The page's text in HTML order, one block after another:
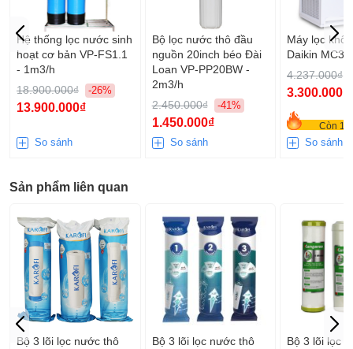
Hệ thống lọc nước sinh
hoạt cơ bản VP-FS1.1
- 1m3/h
18.900.000₫
-26%
13.900.000₫
So sánh
Bộ lọc nước thô đầu
nguồn 20inch béo Đài
Loan VP-PP20BW -
2m3/h
2.450.000₫
-41%
1.450.000₫
So sánh
Máy lọc
Daikin
4.237.000₫
3.300.000₫
Còn 10
So sánh
Sản phẩm liên quan
Bộ 3 lõi lọc nước thô
Bộ 3 lõi lọc nước thô
Bộ 3 lõi lọc